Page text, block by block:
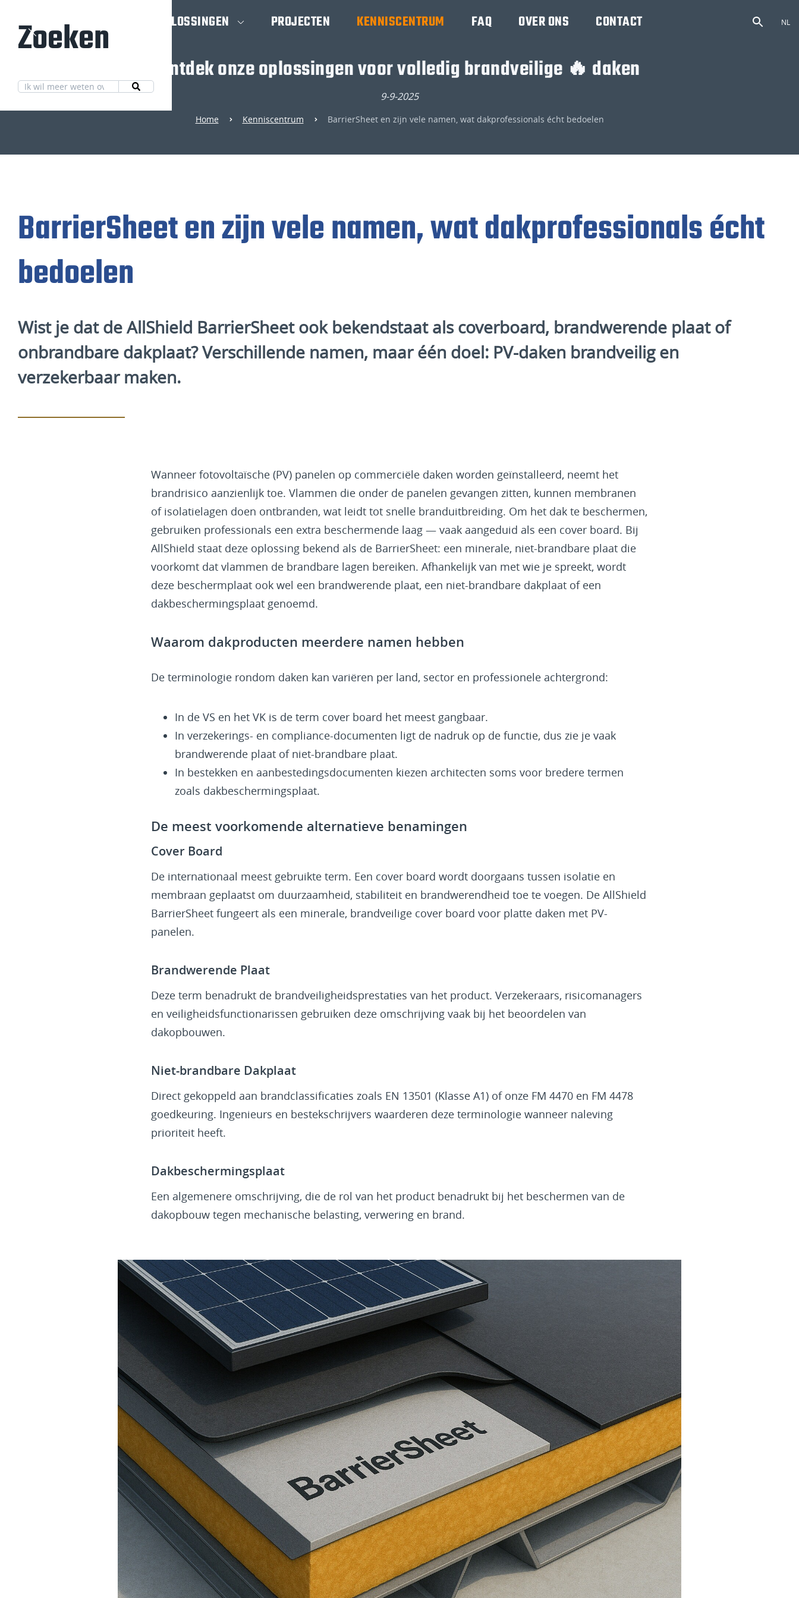
NL
OPLOSSINGEN PROJECTEN KENNISCENTRUM FAQ OVER ONS CONTACT
Zoeken
Ontdek onze oplossingen voor volledig brandveilige 🔥 daken
9-9-2025
Home Kenniscentrum BarrierSheet en zijn vele namen, wat dakprofessionals écht bedoelen
BarrierSheet en zijn vele namen, wat dakprofessionals écht
bedoelen
Wist je dat de AllShield BarrierSheet ook bekendstaat als coverboard, brandwerende plaat of
onbrandbare dakplaat? Verschillende namen, maar één doel: PV-daken brandveilig en
verzekerbaar maken.
Wanneer fotovoltaïsche (PV) panelen op commerciële daken worden geïnstalleerd, neemt het
brandrisico aanzienlijk toe. Vlammen die onder de panelen gevangen zitten, kunnen membranen
of isolatielagen doen ontbranden, wat leidt tot snelle branduitbreiding. Om het dak te beschermen,
gebruiken professionals een extra beschermende laag — vaak aangeduid als een cover board. Bij
AllShield staat deze oplossing bekend als de BarrierSheet: een minerale, niet-brandbare plaat die
voorkomt dat vlammen de brandbare lagen bereiken. Afhankelijk van met wie je spreekt, wordt
deze beschermplaat ook wel een brandwerende plaat, een niet-brandbare dakplaat of een
dakbeschermingsplaat genoemd.
Waarom dakproducten meerdere namen hebben
De terminologie rondom daken kan variëren per land, sector en professionele achtergrond:
In de VS en het VK is de term cover board het meest gangbaar.
In verzekerings- en compliance-documenten ligt de nadruk op de functie, dus zie je vaak
brandwerende plaat of niet-brandbare plaat.
In bestekken en aanbestedingsdocumenten kiezen architecten soms voor bredere termen
zoals dakbeschermingsplaat.
De meest voorkomende alternatieve benamingen
Cover Board
De internationaal meest gebruikte term. Een cover board wordt doorgaans tussen isolatie en
membraan geplaatst om duurzaamheid, stabiliteit en brandwerendheid toe te voegen. De AllShield
BarrierSheet fungeert als een minerale, brandveilige cover board voor platte daken met PV-
panelen.
Brandwerende Plaat
Deze term benadrukt de brandveiligheidsprestaties van het product. Verzekeraars, risicomanagers
en veiligheidsfunctionarissen gebruiken deze omschrijving vaak bij het beoordelen van
dakopbouwen.
Niet-brandbare Dakplaat
Direct gekoppeld aan brandclassificaties zoals EN 13501 (Klasse A1) of onze FM 4470 en FM 4478
goedkeuring. Ingenieurs en bestekschrijvers waarderen deze terminologie wanneer naleving
prioriteit heeft.
Dakbeschermingsplaat
Een algemenere omschrijving, die de rol van het product benadrukt bij het beschermen van de
dakopbouw tegen mechanische belasting, verwering en brand.